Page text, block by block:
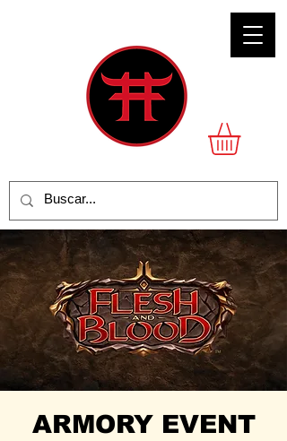
ARMORY EVENT